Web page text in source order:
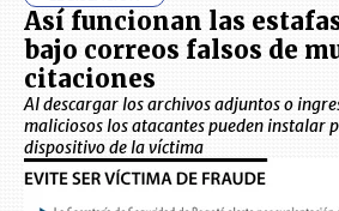
Así funcionan las
bajo correos falsos de
citaciones
Al descargar los archivos adjuntos o
maliciosos los atacantes pueden instalar
dispositivo de la víctima